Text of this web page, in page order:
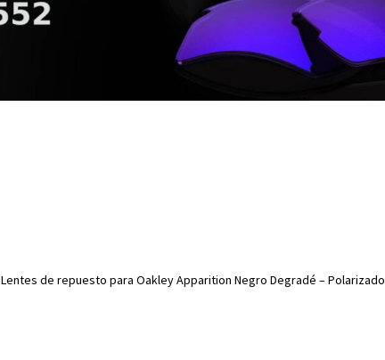
Lentes de repuesto para Oakley Apparition Negro Degradé – Polarizado